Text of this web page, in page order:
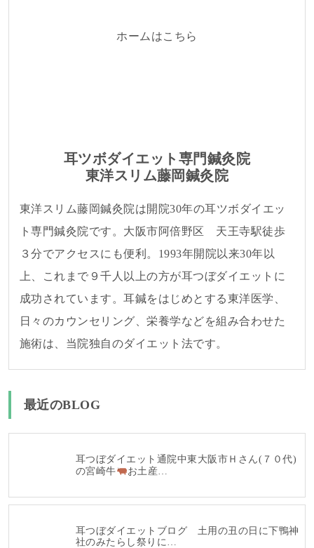
ホームはこちら
耳ツボダイエット専門鍼灸院
東洋スリム藤岡鍼灸院
東洋スリム藤岡鍼灸院は開院30年の耳ツボダイエッ
ト専門鍼灸院です。大阪市阿倍野区 天王寺駅徒歩
３分でアクセスにも便利。1993年開院以来30年以
上、これまで９千人以上の方が耳つぼダイエットに
成功されています。耳鍼をはじめとする東洋医学、
日々のカウンセリング、栄養学などを組み合わせた
施術は、当院独自のダイエット法です。
最近のBLOG
耳つぼダイエット通院中東大阪市Ｈさん(７０代)
の宮崎牛
お土産…
耳つぼダイエットブログ 土用の丑の日に下鴨神
社のみたらし祭りに…